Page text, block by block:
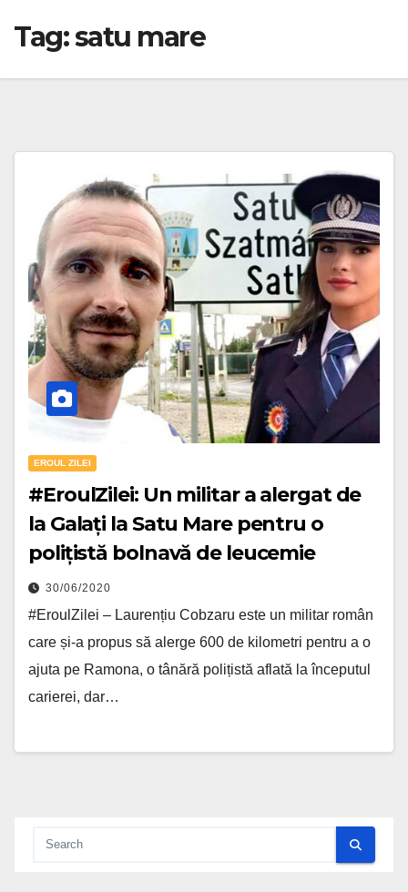
Tag:satu mare
EROUL ZILEI
#EroulZilei: Un militar a alergat de
la Galați la Satu Mare pentru o
polițistă bolnavă de leucemie
30/06/2020
#EroulZilei – Laurențiu Cobzaru este un militar român
care și-a propus să alerge 600 de kilometri pentru a o
ajuta pe Ramona, o tânără polițistă aflată la începutul
carierei, dar…